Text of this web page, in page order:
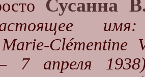
Суса́нна
имя:
Clémentine
7 апреля